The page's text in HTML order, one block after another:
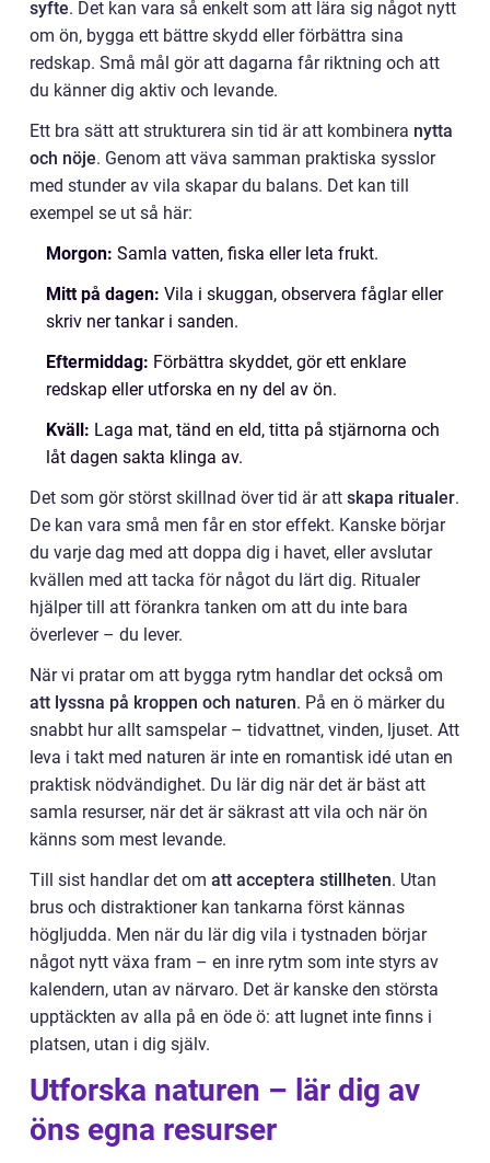
syfte. Det kan vara så enkelt som att lära sig något nytt
om ön, bygga ett bättre skydd eller förbättra sina
redskap. Små mål gör att dagarna får riktning och att
du känner dig aktiv och levande.
Ett bra sätt att strukturera sin tid är att kombinera nytta
och nöje. Genom att väva samman praktiska sysslor
med stunder av vila skapar du balans. Det kan till
exempel se ut så här:
Morgon: Samla vatten, fiska eller leta frukt.
Mitt på dagen: Vila i skuggan, observera fåglar eller
skriv ner tankar i sanden.
Eftermiddag: Förbättra skyddet, gör ett enklare
redskap eller utforska en ny del av ön.
Kväll: Laga mat, tänd en eld, titta på stjärnorna och
låt dagen sakta klinga av.
Det som gör störst skillnad över tid är att skapa ritualer.
De kan vara små men får en stor effekt. Kanske börjar
du varje dag med att doppa dig i havet, eller avslutar
kvällen med att tacka för något du lärt dig. Ritualer
hjälper till att förankra tanken om att du inte bara
överlever – du lever.
När vi pratar om att bygga rytm handlar det också om
att lyssna på kroppen och naturen. På en ö märker du
snabbt hur allt samspelar – tidvattnet, vinden, ljuset. Att
leva i takt med naturen är inte en romantisk idé utan en
praktisk nödvändighet. Du lär dig när det är bäst att
samla resurser, när det är säkrast att vila och när ön
känns som mest levande.
Till sist handlar det om att acceptera stillheten. Utan
brus och distraktioner kan tankarna först kännas
högljudda. Men när du lär dig vila i tystnaden börjar
något nytt växa fram – en inre rytm som inte styrs av
kalendern, utan av närvaro. Det är kanske den största
upptäckten av alla på en öde ö: att lugnet inte finns i
platsen, utan i dig själv.
Utforska naturen – lär dig av
öns egna resurser